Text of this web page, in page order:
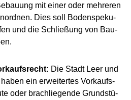
mit einer oder meh­re­ren
Dies soll Boden­spe­ku­
und die Schlie­ßung von Bau­
Die Stadt Leer und
ein erwei­ter­tes Vor­kaufs­
oder brach­lie­gen­de Grund­stü­